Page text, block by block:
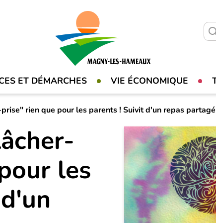
ET DÉMARCHES VIE ÉCONOMIQUE
rien que pour les parents ! Suivit d'un repas partagé
les